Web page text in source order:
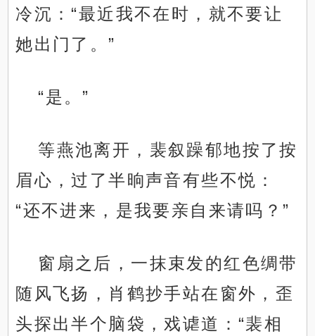
冷沉：“最近我不在时，就不要让
她出门了。”
“是。”
等燕池离开，裴叙躁郁地按了按
眉心，过了半晌声音有些不悦：
“还不进来，是我要亲自来请吗？”
窗扇之后，一抹束发的红色绸带
随风飞扬，肖鹤抄手站在窗外，歪
头探出半个脑袋，戏谑道：“裴相